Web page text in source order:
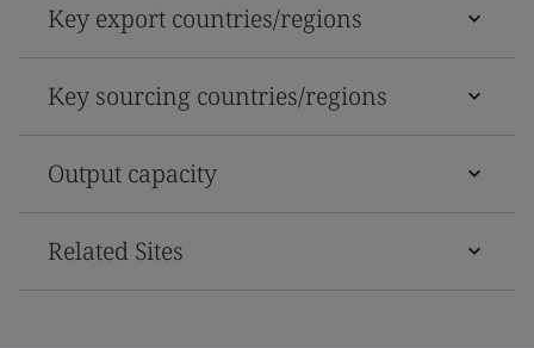
Key export countries/regions
Key sourcing countries/regions
Output capacity
Related Sites